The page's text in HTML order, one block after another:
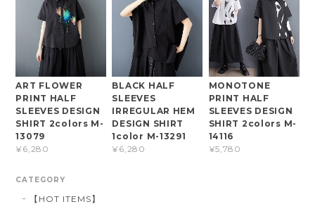
ART FLOWER
PRINT HALF
SLEEVES DESIGN
SHIRT 2colors M-
13079
¥6,280
BLACK HALF
SLEEVES
IRREGULAR HEM
DESIGN SHIRT
1color M-13291
¥6,280
MONOTONE
PRINT HALF
SLEEVES DESIGN
SHIRT 2colors M-
14116
¥5,780
CATEGORY
【HOT ITEMS】